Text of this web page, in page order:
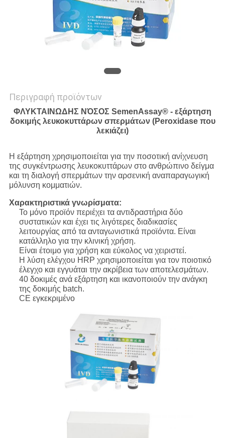
Περιγραφή προϊόντων
ΦΛΥΚΤΑΙΝΩΔΗΣ ΝΌΣΟΣ SemenAssay® - εξάρτηση
δοκιμής λευκοκυττάρων σπερμάτων (Peroxidase που
λεκιάζει)
Η εξάρτηση χρησιμοποιείται για την ποσοτική ανίχνευση
της συγκέντρωσης λευκοκυττάρων στο ανθρώπινο δείγμα
και τη διαλογή σπερμάτων την αρσενική αναπαραγωγική
μόλυνση κομματιών.
Χαρακτηριστικά γνωρίσματα:
Το μόνο προϊόν περιέχει τα αντιδραστήρια δύο
συστατικών και έχει τις λιγότερες διαδικασίες
λειτουργίας από τα ανταγωνιστικά προϊόντα. Είναι
κατάλληλο για την κλινική χρήση.
Είναι έτοιμο για χρήση και εύκολος να χειριστεί.
Η λύση ελέγχου HRP χρησιμοποιείται για τον ποιοτικό
έλεγχο και εγγυάται την ακρίβεια των αποτελεσμάτων.
40 δοκιμές ανά εξάρτηση και ικανοποιούν την ανάγκη
της δοκιμής batch.
CE εγκεκριμένο